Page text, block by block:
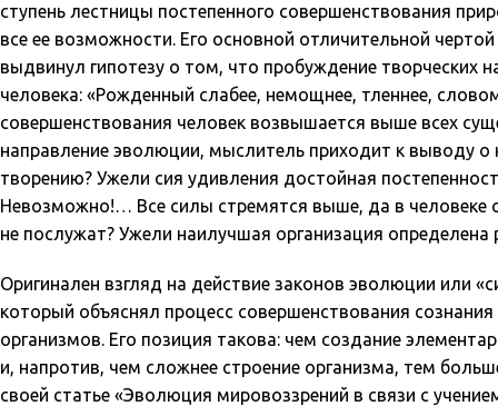
ступень лестницы постепенного совершенствования
все ее возможности. Его основной отличительной
выдвинул гипотезу о том, что пробуждение творческих
человека: «Рожденный слабее, немощнее, тленнее,
совершенствования человек возвышается выше всех
направление эволюции, мыслитель приходит к выводу о
творению? Ужели сия удивления достойная
Невозможно!… Все силы стремятся выше, да в человеке
не послужат? Ужели наилучшая организация
Оригинален взгляд на действие законов эволюции или
который объяснял процесс совершенствования
организмов. Его позиция такова: чем создание
и, напротив, чем сложнее строение организма, тем
своей статье «Эволюция мировоззрений в связи с